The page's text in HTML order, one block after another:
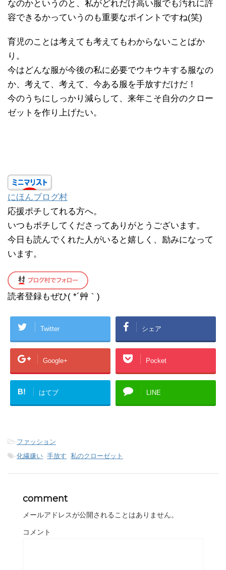
なのかというのと、私がどれだけ高い服でも汚れに許
容できるかっていうのも重要なポイントですね(笑)
育児のことは考えても考えてもわからないことばか
り。
今はどんな服が今後の私に必要でウキウキする服なの
か、考えて、考えて、今ある服を手放すだけだ！
今のうちにしっかり減らして、来年こそ自分のクロー
ゼットを作り上げたい。
にほんブログ村
応援ポチしてれる方へ。
いつもポチしてくださってありがとうございます。
今日も読んでくれた人がいると嬉しく、励みになって
います。
読者登録もぜひ( *´艸｀)
Twitter シェア
Google+ Pocket
B! はてブ LINE
-ファッション
-化繊嫌い, 手放す, 私のクローゼット
comment
メールアドレスが公開されることはありません。
コメント